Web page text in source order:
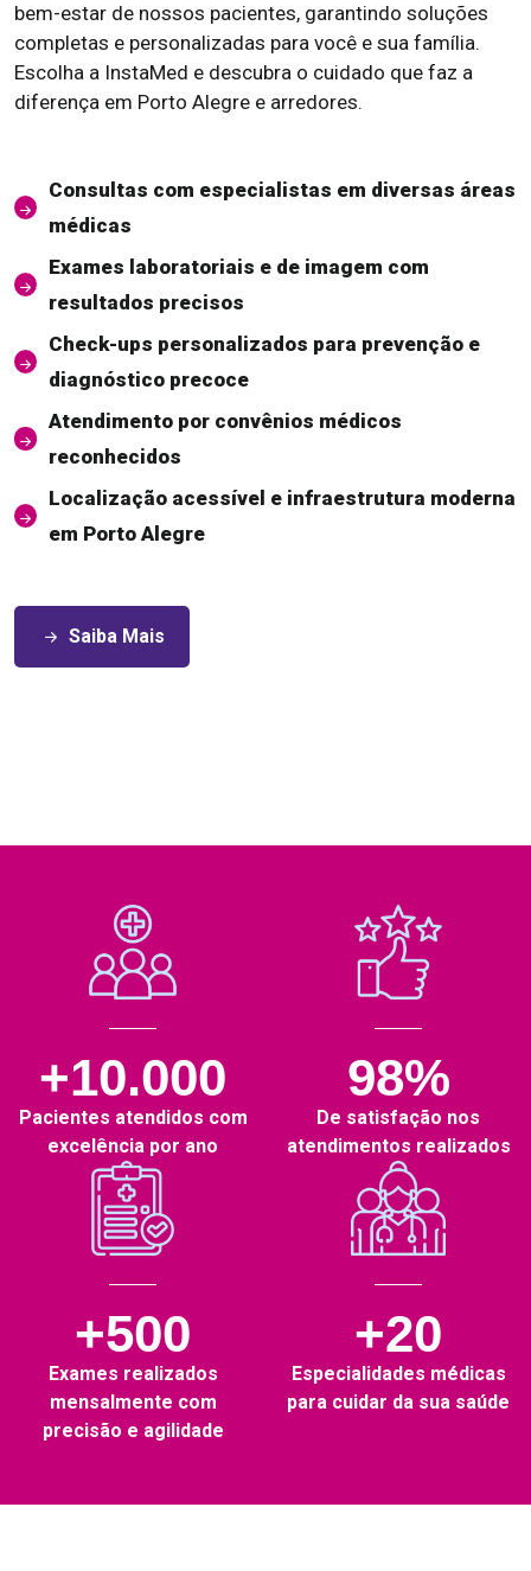
bem-estar de nossos pacientes, garantindo soluções
completas e personalizadas para você e sua família.
Escolha a InstaMed e descubra o cuidado que faz a
diferença em Porto Alegre e arredores.
Consultas com especialistas em diversas áreas
médicas
Exames laboratoriais e de imagem com
resultados precisos
Check-ups personalizados para prevenção e
diagnóstico precoce
Atendimento por convênios médicos
reconhecidos
Localização acessível e infraestrutura moderna
em Porto Alegre
Saiba Mais
+10.000
Pacientes atendidos com
excelência por ano
98%
De satisfação nos
atendimentos realizados
+500
Exames realizados
mensalmente com
precisão e agilidade
+20
Especialidades médicas
para cuidar da sua saúde